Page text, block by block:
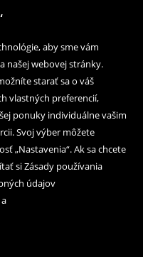
aby sme vám
našej webovej stránky.
starať sa o váš
vlastných preferencií,
ponuky individuálne vašim
Svoj výber môžete
„Nastavenia“. Ak sa chcete
si Zásady používania
údajov
a